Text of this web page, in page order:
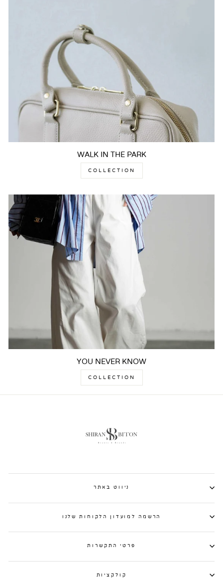
WALK IN THE PARK
COLLECTION
YOU NEVER KNOW
COLLECTION
ניווט באתר
הרשמה למועדון הלקוחות שלנו
פרטי התקשרות
קולקציות